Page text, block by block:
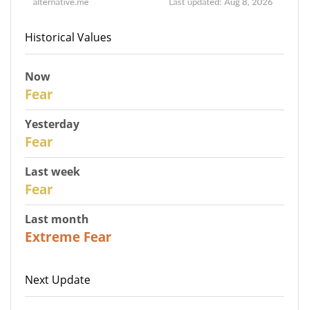
Historical Values
Now
Fear
Yesterday
Fear
Last week
Fear
Last month
Extreme Fear
Next Update